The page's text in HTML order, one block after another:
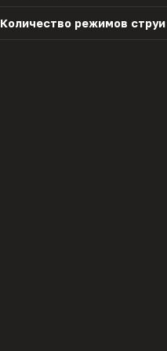
Латте
Нуар
Классический
Однорычажный
Выдвижной
Количество режимов струи